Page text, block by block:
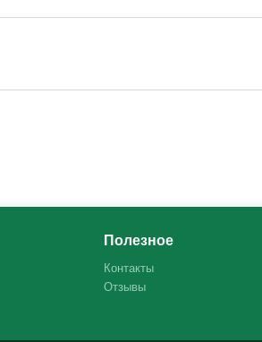
Полезное
Контакты
Отзывы